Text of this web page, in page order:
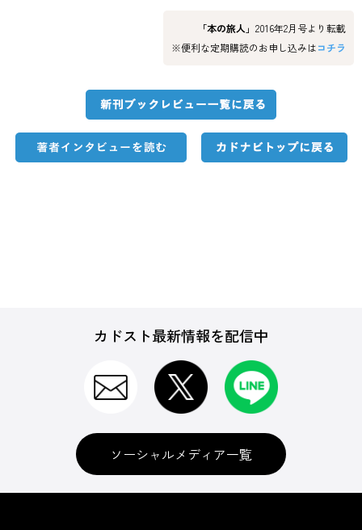
「本の旅人」 2016年2月号より転載
※便利な定期購読のお申し込みはコチラ
カドスト最新情報を配信中
ソーシャルメディア一覧